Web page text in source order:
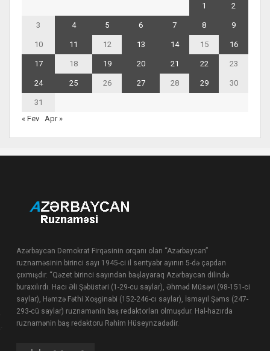
1 2
3 4 5 6 7 8 9
10 11 12 13 14 15 16
17 18 19 20 21 22 23
24 25 26 27 28 29 30
31
« Fev
Apr »
Azərbaycan Demokrat Firqəsinin orqanı olan “Azərbaycan”
ruznaməsinin birinci sayı 1945-ci il sentyabr ayının 5-də çapdan
çıxmışdır. “Qəzet birinci sayından başlayaraq Azərbaycan dilində
buraxılırdı. Hacı Əli Şəbüstəri (1-29-cu saylar), Əhməd Müsəvi (98-151-ci
saylar), Həmzə Fəthi Xoşginabi (152-246-cı saylar), İsmayıl Şəms (247-
293-cü saylar) ruznamənin baş redaktorları olmuşdur. Hal-hazırda
ruznamənin baş redaktoru Rəhim Hüseynzadədir.